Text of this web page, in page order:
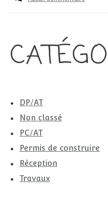
DP/AT
Non classé
PC/AT
Permis de construire
Réception
Travaux